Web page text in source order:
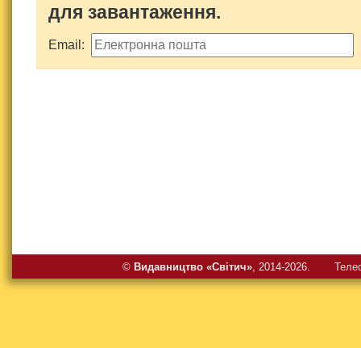
для завантаження.
Email:
© Видавництво «Свiтич», 2014-2026.